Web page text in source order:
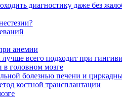
диагностику даже без
анемии
всего подходит при
в головном мозге
болезнью печени и
костной трансплантации